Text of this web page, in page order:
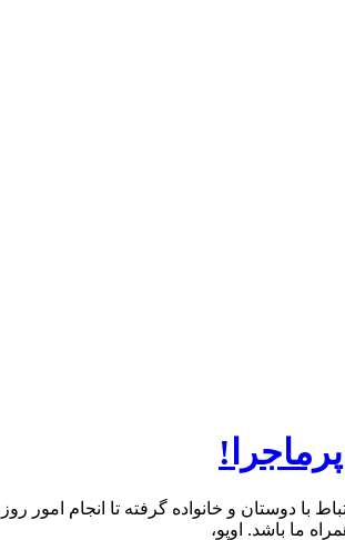
با دوستان و خانواده گرفته تا انجام
ما باشد. اوپو،